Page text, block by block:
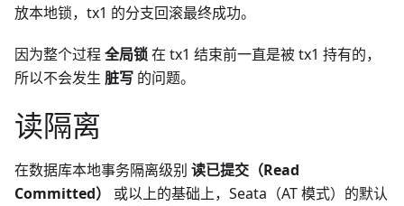
放本地锁，tx1 的分支回滚最终成功。
因为整个过程 全局锁在 tx1 结束前一直是被 tx1 持有的，
所以不会发生 脏写 的问题。
读隔离
在数据库本地事务隔离级别 读已提交（Read
Committed）
或以上的基础上，Seata（AT 模式）的默认